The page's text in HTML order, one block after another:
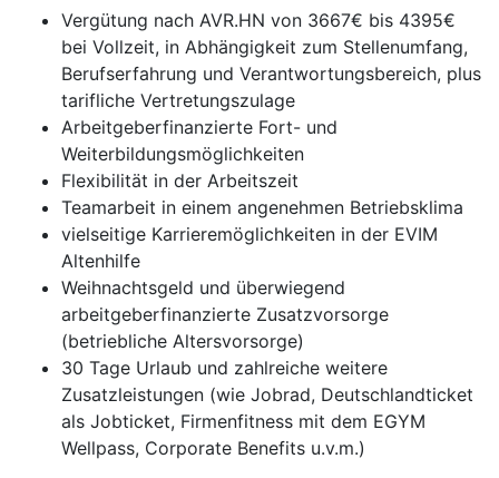
Vergütung nach AVR.HN von 3667€ bis 4395€
bei Vollzeit, in Abhängigkeit zum Stellenumfang,
Berufserfahrung und Verantwortungsbereich, plus
tarifliche Vertretungszulage
Arbeitgeberfinanzierte Fort- und
Weiterbildungsmöglichkeiten
Flexibilität in der Arbeitszeit
Teamarbeit in einem angenehmen Betriebsklima
vielseitige Karrieremöglichkeiten in der EVIM
Altenhilfe
Weihnachtsgeld und überwiegend
arbeitgeberfinanzierte Zusatzvorsorge
(betriebliche Altersvorsorge)
30 Tage Urlaub und zahlreiche weitere
Zusatzleistungen (wie Jobrad, Deutschlandticket
als Jobticket, Firmenfitness mit dem EGYM
Wellpass, Corporate Benefits u.v.m.)